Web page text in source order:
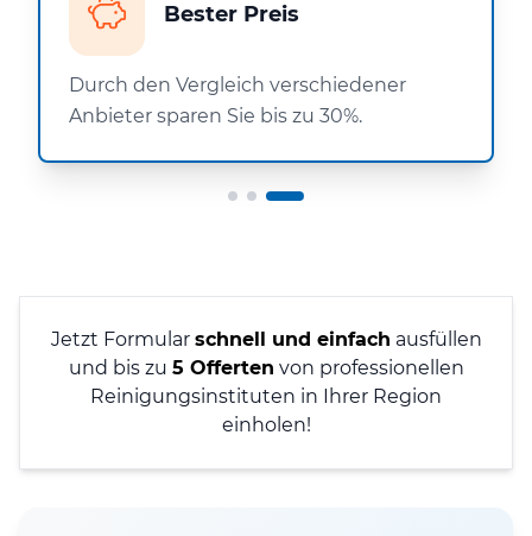
Bester Preis
Durch den Vergleich verschiedener
Anbieter sparen Sie bis zu 30%.
Jetzt Formular schnell und einfach ausfüllen
und bis zu 5 Offerten von professionellen
Reinigungsinstituten in Ihrer Region
einholen!